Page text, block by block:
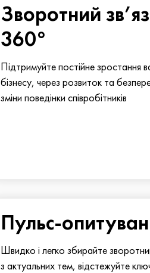
Зворотний
360°
Підтримуйте постійне зростання
бізнесу, через розвиток та
зміни поведінки співробітників
Пульс-
Швидко і легко збирайте
з актуальних тем, відстежуйте